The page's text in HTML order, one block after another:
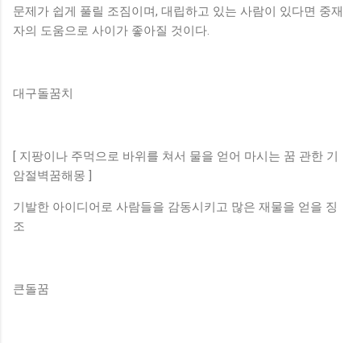
문제가 쉽게 풀릴 조짐이며, 대립하고 있는 사람이 있다면 중재
자의 도움으로 사이가 좋아질 것이다.
대구돌꿈치
[ 지팡이나 주먹으로 바위를 쳐서 물을 얻어 마시는 꿈 관한 기
암절벽꿈해몽 ]
기발한 아이디어로 사람들을 감동시키고 많은 재물을 얻을 징
조
큰돌꿈